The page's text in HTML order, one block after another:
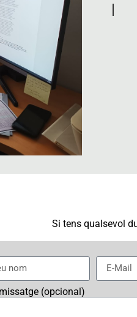
Si tens qualsevol
(opcional)